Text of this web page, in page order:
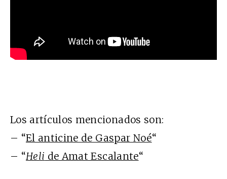
Los artículos mencionados son:
– “El anticine de Gaspar Noé“
– “Heli de Amat Escalante“